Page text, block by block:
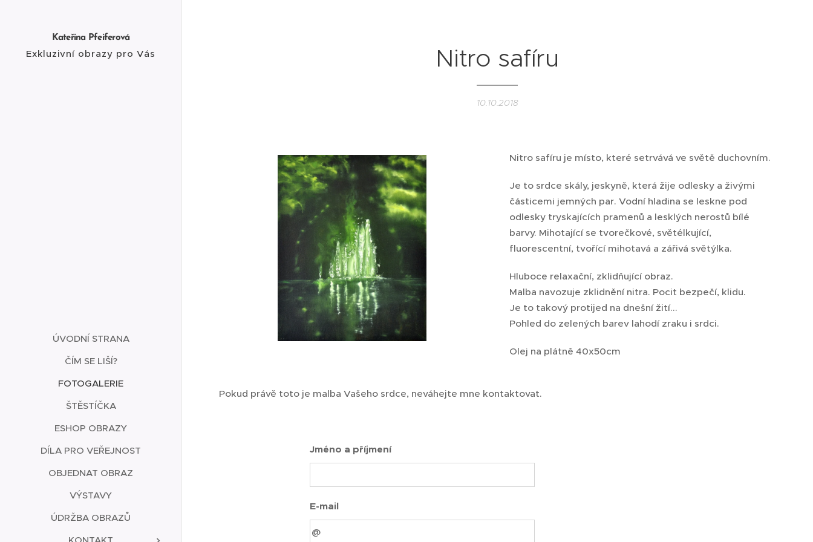
Kateřina Pfeiferová
Exkluzivní obrazy pro Vás
ÚVODNÍ STRANA
ČÍM SE LIŠÍ?
FOTOGALERIE
ŠTĚSTÍČKA
ESHOP OBRAZY
DÍLA PRO VEŘEJNOST
OBJEDNAT OBRAZ
VÝSTAVY
ÚDRŽBA OBRAZŮ
Nitro safíru
10.10.2018
Nitro safíru je místo, které setrvává ve světě duchovním.
Je to srdce skály, jeskyně, která žije odlesky a živými
částicemi jemných par. Vodní hladina se leskne pod
odlesky tryskajících pramenů a lesklých nerostů bílé
barvy. Mihotající se tvorečkové, světélkující,
fluorescentní, tvořící mihotavá a zářivá světýlka.
Hluboce relaxační, zklidňující obraz.
Malba navozuje zklidnění nitra. Pocit bezpečí, klidu.
Je to takový protijed na dnešní žití...
Pohled do zelených barev lahodí zraku i srdci.
Olej na plátně 40x50cm
Pokud právě toto je malba Vašeho srdce, neváhejte mne kontaktovat.
Jméno a příjmení
E-mail